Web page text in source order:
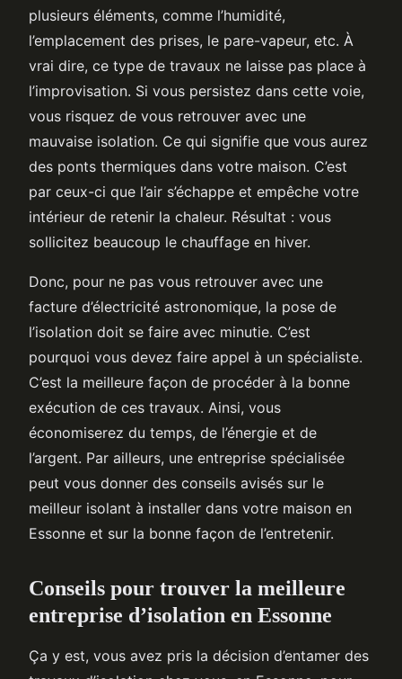
plusieurs éléments, comme l’humidité,
l’emplacement des prises, le pare-vapeur, etc. À
vrai dire, ce type de travaux ne laisse pas place à
l’improvisation. Si vous persistez dans cette voie,
vous risquez de vous retrouver avec une
mauvaise isolation. Ce qui signifie que vous aurez
des ponts thermiques dans votre maison. C’est
par ceux-ci que l’air s’échappe et empêche votre
intérieur de retenir la chaleur. Résultat : vous
sollicitez beaucoup le chauffage en hiver.
Donc, pour ne pas vous retrouver avec une
facture d’électricité astronomique, la pose de
l’isolation doit se faire avec minutie. C’est
pourquoi vous devez faire appel à un spécialiste.
C’est la meilleure façon de procéder à la bonne
exécution de ces travaux. Ainsi, vous
économiserez du temps, de l’énergie et de
l’argent. Par ailleurs, une entreprise spécialisée
peut vous donner des conseils avisés sur le
meilleur isolant à installer dans votre maison en
Essonne et sur la bonne façon de l’entretenir.
Conseils pour trouver la meilleure
entreprise d’isolation en Essonne
Ça y est, vous avez pris la décision d’entamer des